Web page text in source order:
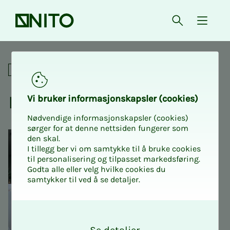
Forsiden Åpne søk
{
Lederskolen
Nettkurs
Le­­­der­sko­­­len
Vi bru­­­ker in­­­for­­­ma­­­sjons­­­kaps­­­­­ler (cookies)
Nødvendige informasjonskapsler (cookies)
sørger for at denne nettsiden fungerer som
den skal.
I tillegg ber vi om samtykke til å bruke cookies
til personalisering og tilpasset markedsføring.
Godta alle eller velg hvilke cookies du
samtykker til ved å se detaljer.